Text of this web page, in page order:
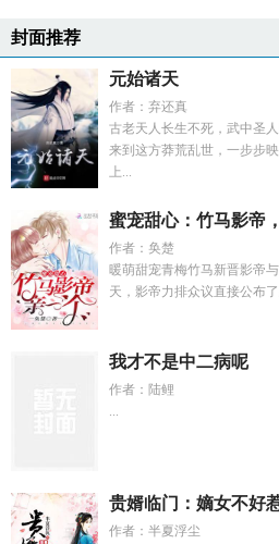
封面推荐
元始诸天
作者：弃还真
古老天人长生不死，武中圣
来到这方莽荒乱世，一步步
上...
蜜宠甜心：竹马影帝
作者：奂楚
暖萌甜宠青梅竹马新晋影帝
天，影帝力排众议直接公布
我才不是中二病呢
作者：陆鲤
...
贵婿临门：嫡女不好
作者：半夏浮尘